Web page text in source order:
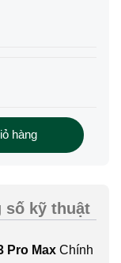
hàng
số kỹ thuật
Pro Max Chính